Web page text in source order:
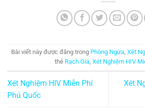
Bài viết này được đăng trong Phòng Ngừa, Xét
thẻ Rạch Giá, Xét Nghiệm HIV
Xét Nghiệm HIV Miễn Phí
Phú Quốc
Xét